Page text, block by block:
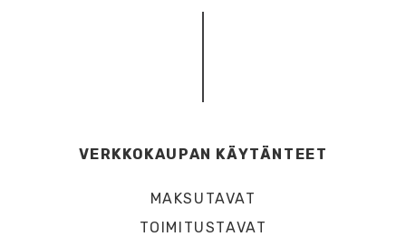
VERKKOKAUPAN KÄYTÄNTEET
MAKSUTAVAT
TOIMITUSTAVAT